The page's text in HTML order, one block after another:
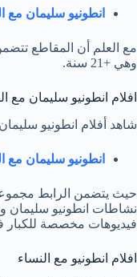
انطونيو سليمان مع
مع العلم أن المقاطع
وهي +21 سنة.
افلام انطونيو سليمان مع
شاهد أفلام انطونيو
انطونيو سليمان مع
حيث يتضمن الرابط
نشاطات انطونيو سليمان
فيديوهات مخصصة للكبار
افلام انطونيو مع النساء